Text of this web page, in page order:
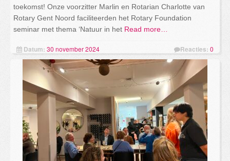
toekomst! Onze voorzitter Marlin en Rotarian Charlotte van
Rotary Gent Noord faciliteerden het Rotary Foundation
seminar met thema ‘Natuur in het Read more…
Reacties: 0
Datum: 30 november 2024